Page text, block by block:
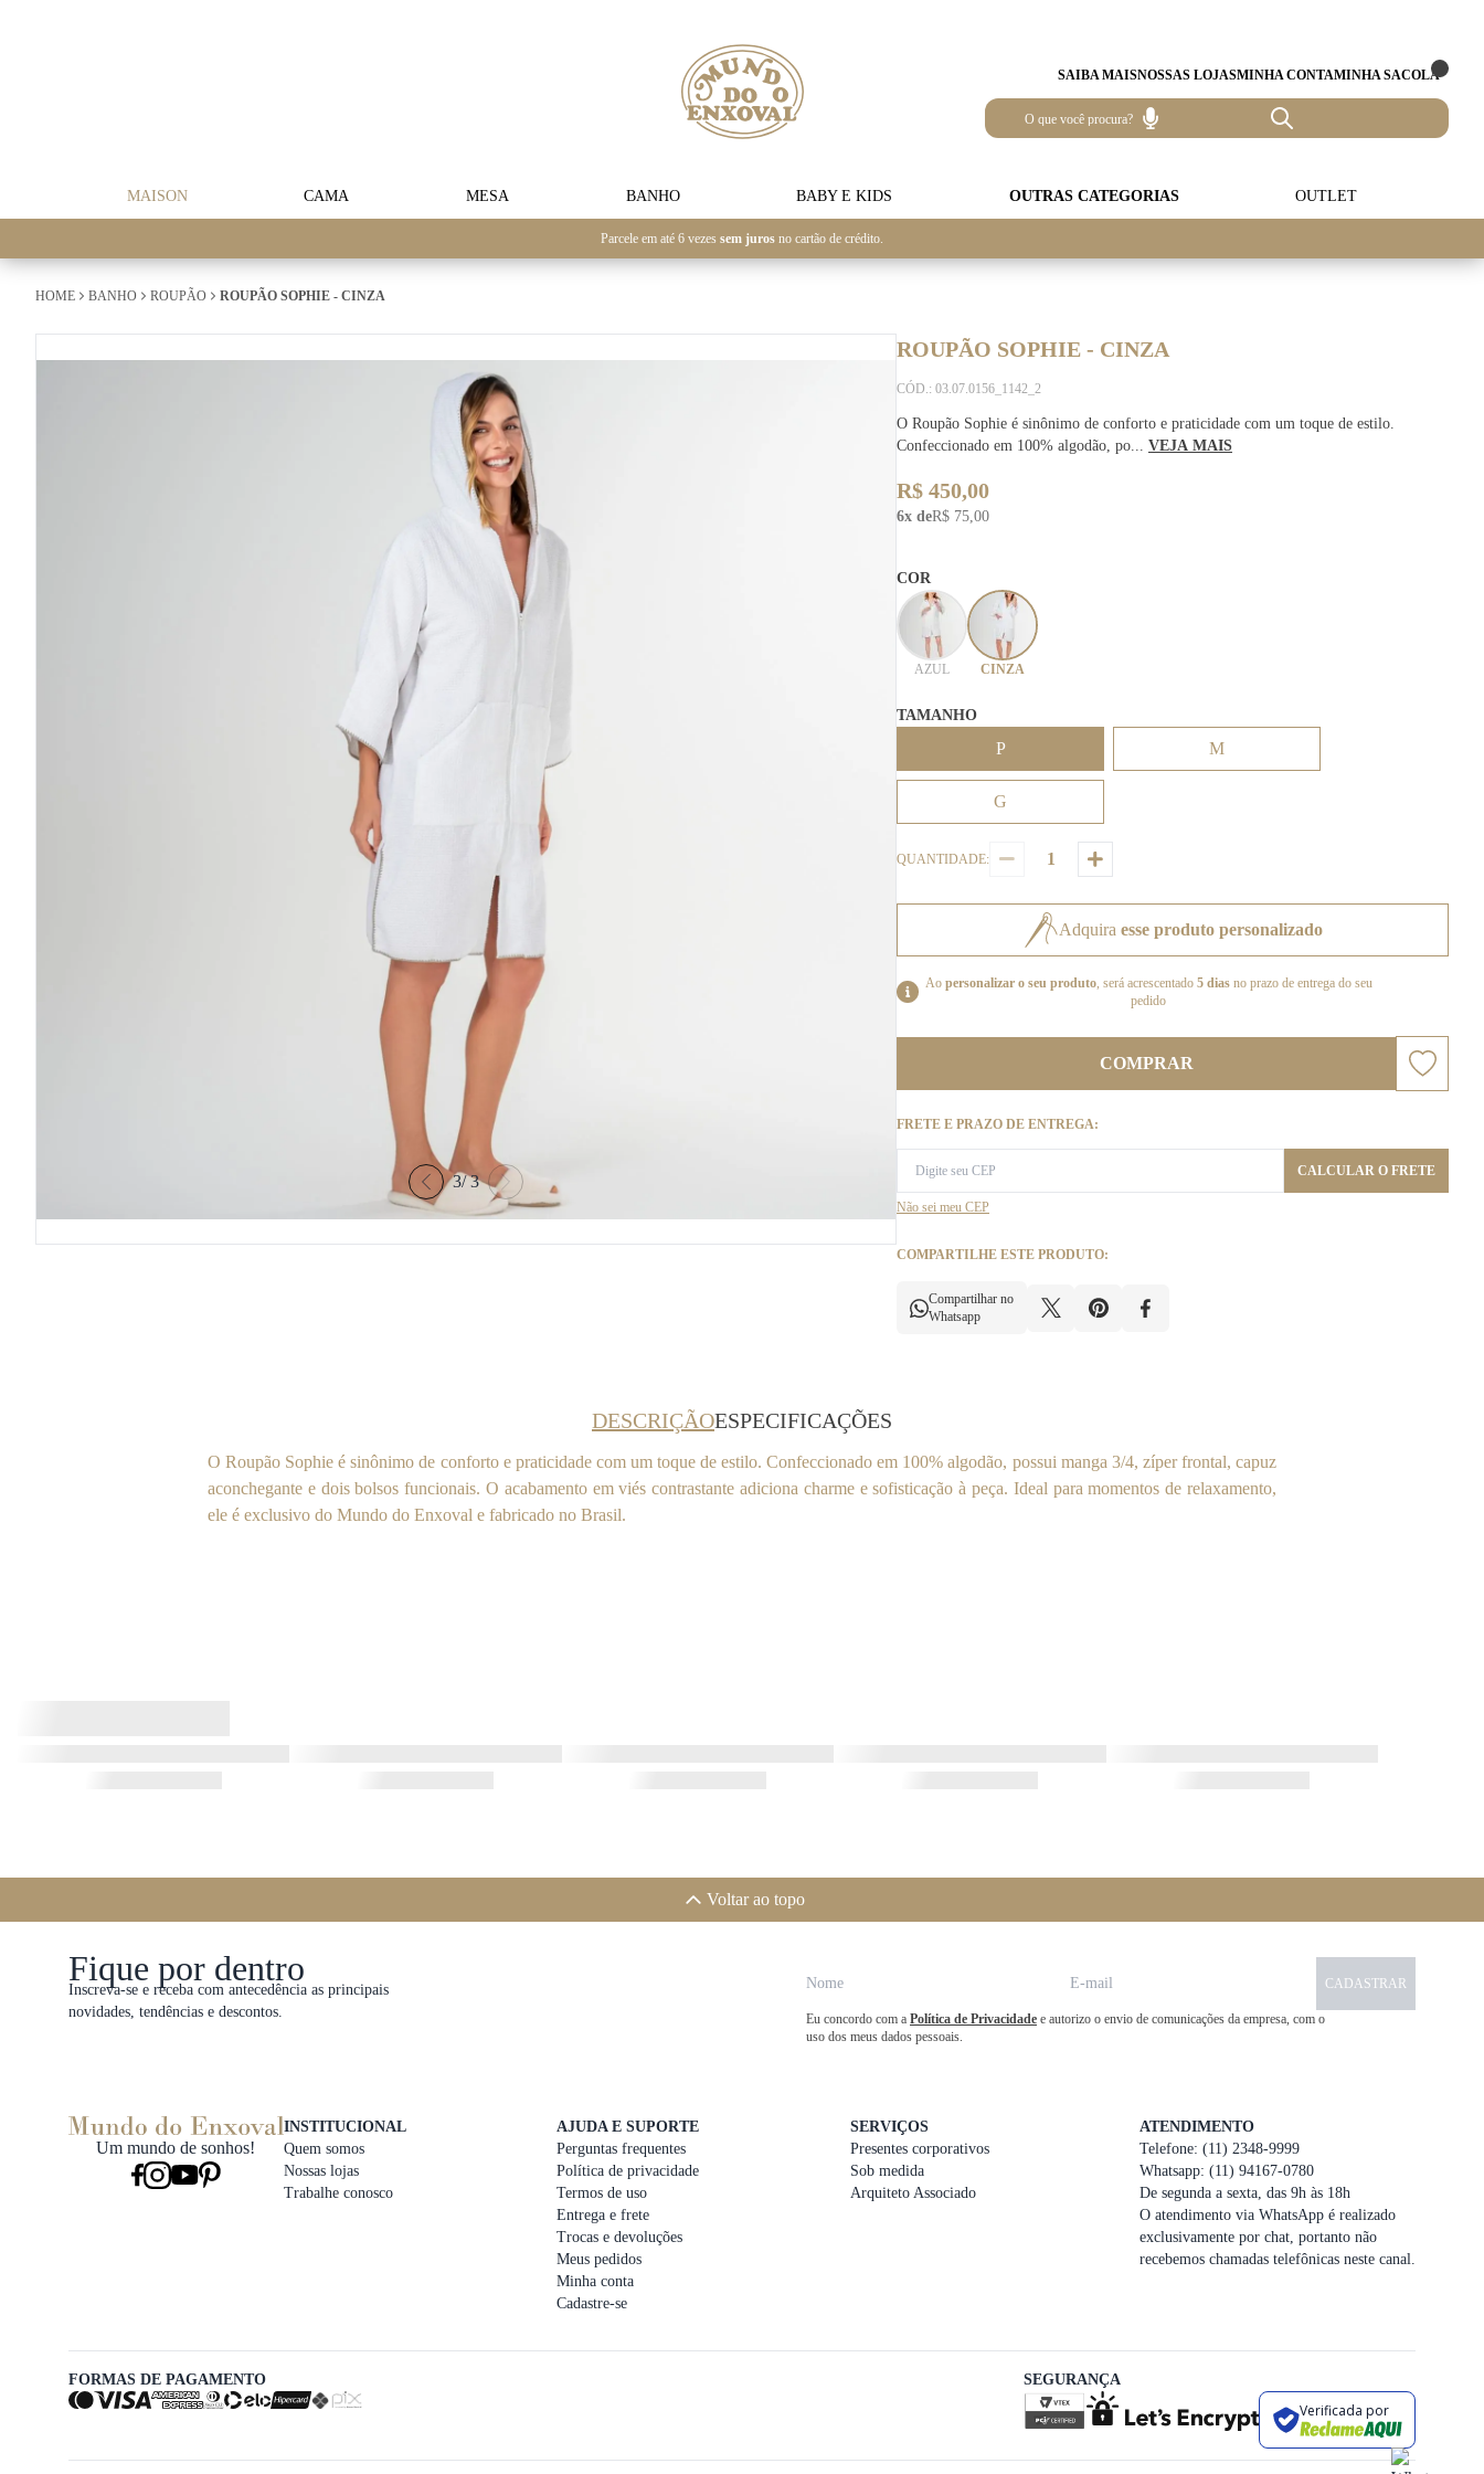
SAIBA MAISNOSSAS LOJASMINHA CONTAMINHA SACOLA
MAISON CAMA MESA BANHO BABY E KIDS OUTRAS CATEGORIAS OUTLET
Parcele em até 6 vezes sem juros no cartão de crédito.
HOME BANHO ROUPÃO ROUPÃO SOPHIE - CINZA
3/3
ROUPÃO SOPHIE - CINZA
CÓD.: 03.07.0156_1142_2
O Roupão Sophie é sinônimo de conforto e praticidade com um toque de estilo.
Confeccionado em 100% algodão, po... VEJA MAIS
R$ 450,00
6x deR$ 75,00
COR
AZUL CINZA
TAMANHO
P M
G
QUANTIDADE:
Adquira esse produto personalizado
Ao personalizar o seu produto, será acrescentado 5 diasno prazo de entrega do seu
pedido
COMPRAR
FRETE E PRAZO DE ENTREGA:
CALCULAR O FRETE
Não sei meu CEP
COMPARTILHE ESTE PRODUTO:
Compartilhar no
Whatsapp
DESCRIÇÃOESPECIFICAÇÕES
O Roupão Sophie é sinônimo de conforto e praticidade com um toque de estilo. Confeccionado em 100% algodão, possui manga 3/4, zíper frontal, capuz
aconchegante e dois bolsos funcionais. O acabamento em viés contrastante adiciona charme e sofisticação à peça. Ideal para momentos de relaxamento,
ele é exclusivo do Mundo do Enxoval e fabricado no Brasil.
Voltar ao topo
Fique por dentro
Inscreva-se e receba com antecedência as principais
novidades, tendências e descontos.
CADASTRAR
Eu concordo com a Política de Privacidade e autorizo o envio de comunicações da empresa, com o
uso dos meus dados pessoais.
Um mundo de sonhos!
INSTITUCIONAL
Quem somos
Nossas lojas
Trabalhe conosco
AJUDA E SUPORTE
Perguntas frequentes
Política de privacidade
Termos de uso
Entrega e frete
Trocas e devoluções
Meus pedidos
Minha conta
Cadastre-se
SERVIÇOS
Presentes corporativos
Sob medida
Arquiteto Associado
ATENDIMENTO
Telefone: (11) 2348-9999
Whatsapp: (11) 94167-0780
De segunda a sexta, das 9h às 18h
O atendimento via WhatsApp é realizado
exclusivamente por chat, portanto não
recebemos chamadas telefônicas neste canal.
FORMAS DE PAGAMENTO SEGURANÇA
Verificada por